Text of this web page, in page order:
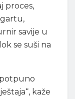
proces,
savije u
se suši na
kaže